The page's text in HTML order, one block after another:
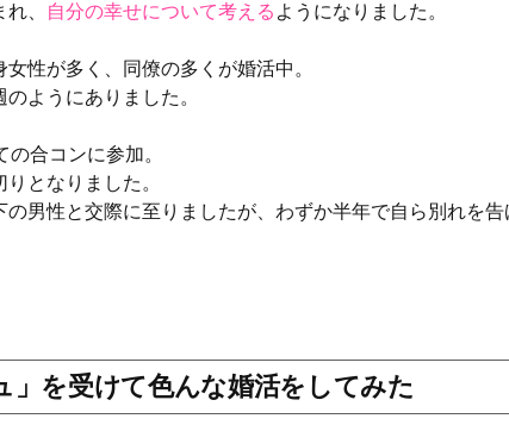
、 自分の幸せについて考える ようになりました。
性が多く、同僚の多くが婚活中。
ようにありました。
合コンに参加。
となりました。
男性と交際に至りましたが、わずか半年で自ら別れを告
」を受けて色んな婚活をしてみた